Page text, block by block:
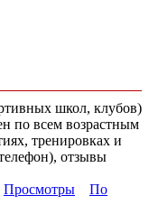
школ, клубов)
по всем возрастным
тренировках и
отзывы
Просмотры
По